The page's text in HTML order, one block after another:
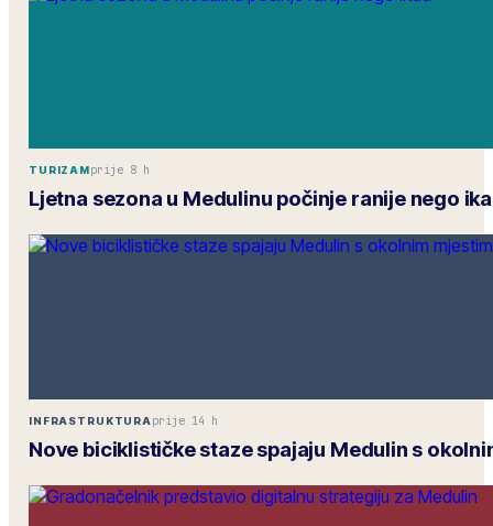
TURIZAMprije 8 h
Ljetna sezona u Medulinu počinje ranije nego
INFRASTRUKTURA prije 14 h
Nove biciklističke staze spajaju Medulin s